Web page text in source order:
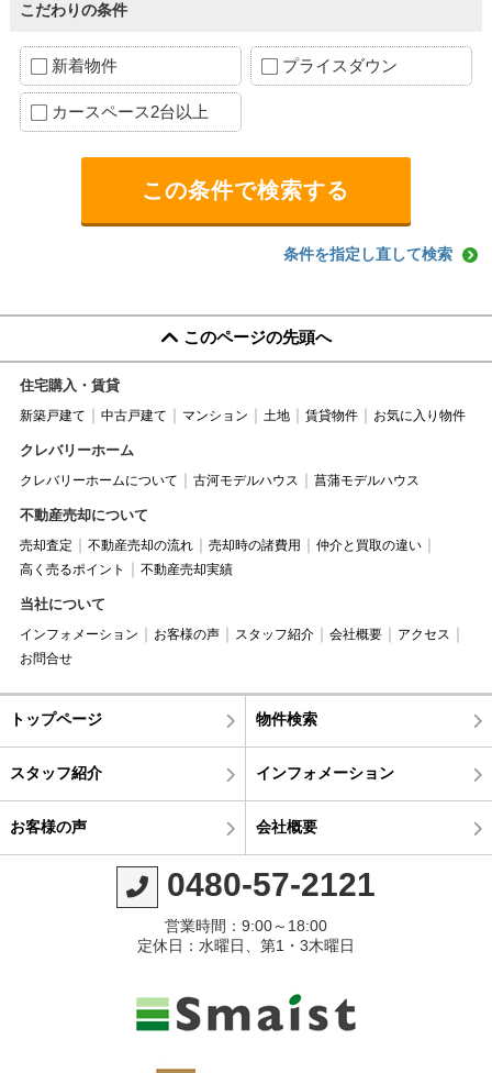
こだわりの条件
新着物件 プライスダウン
カースペース2台以上
条件を指定し直して検索
このページの先頭へ
住宅購入・賃貸
新築戸建て 中古戸建て マンション 土地 賃貸物件 お気に入り物件
クレバリーホーム
クレバリーホームについて 古河モデルハウス 菖蒲モデルハウス
不動産売却について
売却査定 不動産売却の流れ 売却時の諸費用
仲介と買取の違い
高く売るポイント
不動産売却実績
当社について
インフォメーション お客様の声 スタッフ紹介 会社概要
アクセス
お問合せ
トップページ 物件検索
スタッフ紹介 インフォメーション
お客様の声 会社概要
0480-57-2121
営業時間：9:00～18:00
定休日：水曜日、第1・3木曜日